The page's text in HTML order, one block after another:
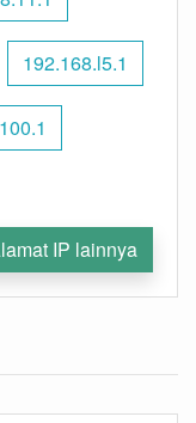
192.168.l5.1
IP lainnya